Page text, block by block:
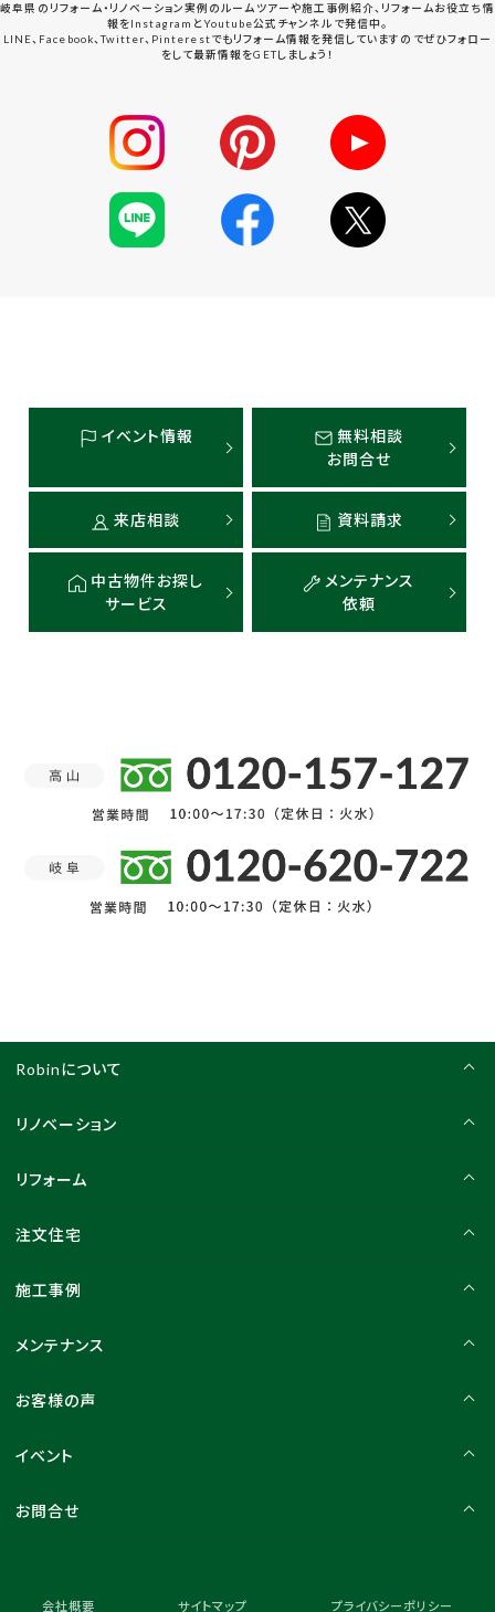
岐阜県のリフォーム・リノベーション実例のルームツアーや施工事例紹介、リフォームお役立ち情
報をInstagramとYoutube公式チャンネルで発信中。
LINE、Facebook、Twitter、Pinterestでもリフォーム情報を発信していますのでぜひフォロー
をして最新情報をGETしましょう！
イベント情報
無料相談
お問合せ
来店相談 資料請求
中古物件お探し
サービス
メンテナンス
依頼
Robinについて
リノベーション
リフォーム
注文住宅
施工事例
メンテナンス
お客様の声
イベント
お問合せ
会社概要 サイトマップ プライバシーポリシー